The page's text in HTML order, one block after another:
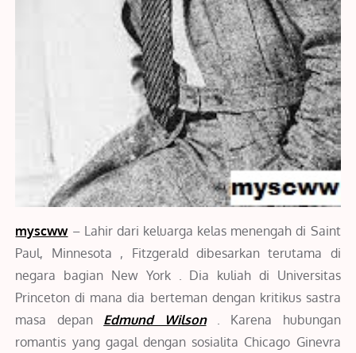
myscww– Lahir dari keluarga kelas menengah di Saint
Paul, Minnesota , Fitzgerald dibesarkan terutama di
negara bagian New York . Dia kuliah di Universitas
Princeton di mana dia berteman dengan kritikus sastra
masa depan Edmund Wilson. Karena hubungan
romantis yang gagal dengan sosialita Chicago Ginevra